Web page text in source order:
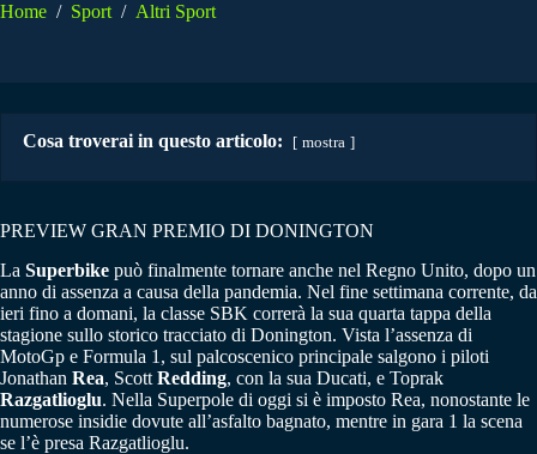
Home / Sport / Altri Sport
Cosa troverai in questo articolo: mostra
PREVIEW GRAN PREMIO DI DONINGTON
La Superbike può finalmente tornare anche nel Regno Unito, dopo un
anno di assenza a causa della pandemia. Nel fine settimana corrente, da
ieri fino a domani, la classe SBK correrà la sua quarta tappa della
stagione sullo storico tracciato di Donington. Vista l’assenza di
MotoGp e Formula 1, sul palcoscenico principale salgono i piloti
Jonathan Rea, Scott Redding, con la sua Ducati, e Toprak
Razgatlioglu. Nella Superpole di oggi si è imposto Rea, nonostante le
numerose insidie dovute all’asfalto bagnato, mentre in gara 1 la scena
se l’è presa Razgatlioglu.